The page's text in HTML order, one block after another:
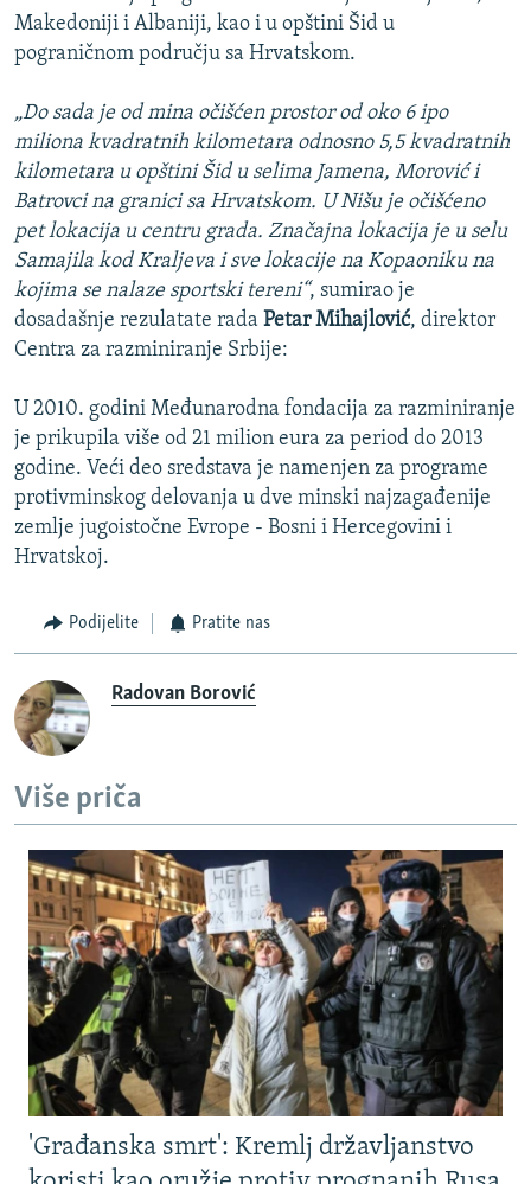
Makedoniji i Albaniji, kao i u opštini Šid u
pograničnom području sa Hrvatskom.
„Do sada je od mina očišćen prostor od oko 6 ipo
miliona kvadratnih kilometara odnosno 5,5 kvadratnih
kilometara u opštini Šid u selima Jamena, Morović i
Batrovci na granici sa Hrvatskom. U Nišu je očišćeno
pet lokacija u centru grada. Značajna lokacija je u selu
Samajila kod Kraljeva i sve lokacije na Kopaoniku na
kojima se nalaze sportski tereni“, sumirao je
dosadašnje rezulatate rada Petar Mihajlović, direktor
Centra za razminiranje Srbije:
U 2010. godini Međunarodna fondacija za razminiranje
je prikupila više od 21 milion eura za period do 2013
godine. Veći deo sredstava je namenjen za programe
protivminskog delovanja u dve minski najzagađenije
zemlje jugoistočne Evrope - Bosni i Hercegovini i
Hrvatskoj.
Podijelite Pratite nas
Radovan Borović
Više priča
'Građanska smrt': Kremlj državljanstvo